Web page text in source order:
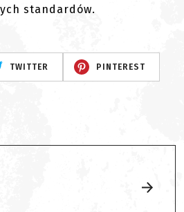
standardów.
TWITTER PINTEREST